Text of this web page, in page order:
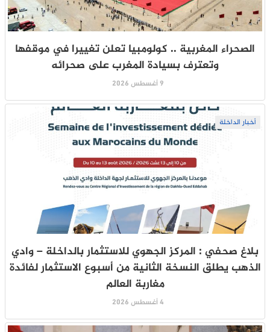
الصحراء المغربية .. كولومبيا تعلن تغييرا في موقفها
وتعترف بسيادة المغرب على صحرائه
9 أغسطس 2026
أخبار الداخلة
بلاغ صحفي : المركز الجهوي للاستثمار بالداخلة – وادي
الذهب يطلق النسخة الثانية من أسبوع الاستثمار لفائدة
مغاربة العالم
4 أغسطس 2026